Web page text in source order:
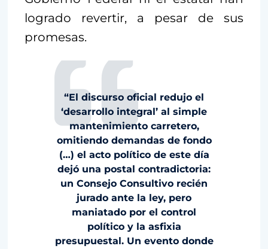
logrado revertir, a pesar de sus
promesas.
“El discurso oficial redujo el
‘desarrollo integral’ al simple
mantenimiento carretero,
omitiendo demandas de fondo
(…) el acto político de este día
dejó una postal contradictoria:
un Consejo Consultivo recién
jurado ante la ley, pero
maniatado por el control
político y la asfixia
presupuestal. Un evento donde